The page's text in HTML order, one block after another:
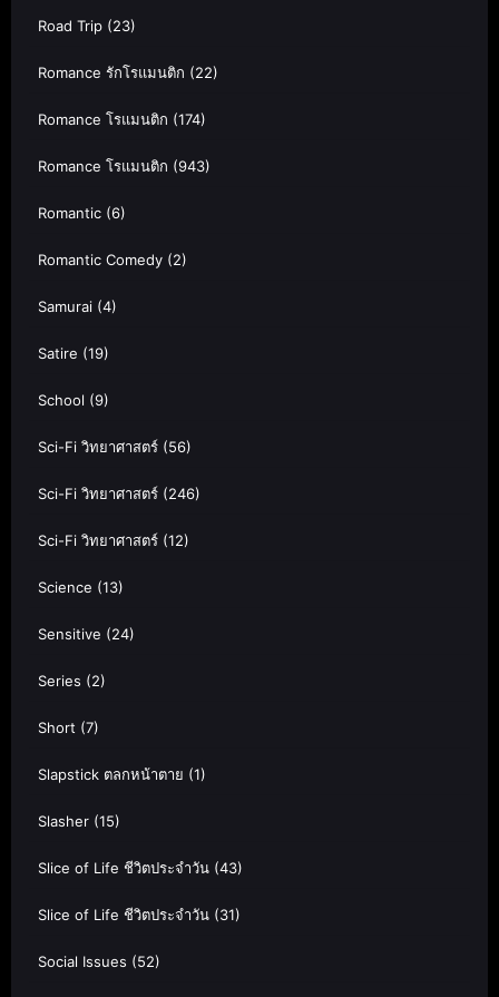
Road Trip (23)
Romance รักโรแมนติก (22)
Romance โรแมนติก (174)
Romance โรแมนติก (943)
Romantic (6)
Romantic Comedy (2)
Samurai (4)
Satire (19)
School (9)
Sci-Fi วิทยาศาสตร์ (56)
Sci-Fi วิทยาศาสตร์ (246)
Sci-Fi วิทยาศาสตร์ (12)
Science (13)
Sensitive (24)
Series (2)
Short (7)
Slapstick ตลกหน้าตาย (1)
Slasher (15)
Slice of Life ชีวิตประจำวัน (43)
Slice of Life ชีวิตประจำวัน (31)
Social Issues (52)